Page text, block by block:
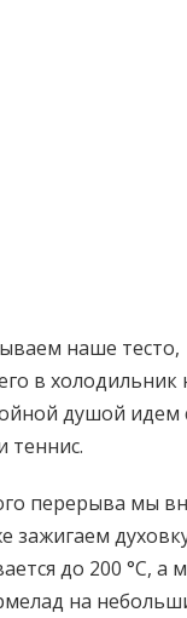
наше тесто,
в холодильник
душой идем
теннис.
перерыва мы
зажигаем
до 200 °С, а
на